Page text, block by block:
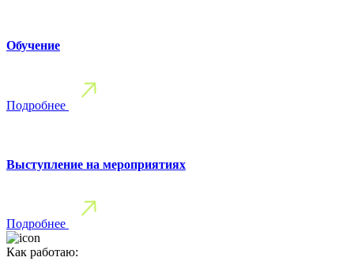
Обучение
Подробнее
Выступление на мероприятиях
Подробнее
Как работаю: